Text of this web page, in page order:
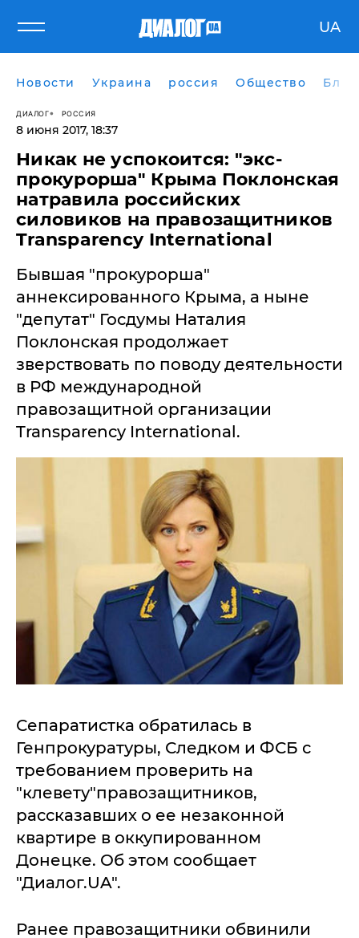
UA
Новости Украина россия Общество
ДИАЛОГ РОССИЯ
8 июня 2017, 18:37
​Никак не успокоится: "экс-
прокурорша" Крыма Поклонская
натравила российских
силовиков на правозащитников
Transparency International
Бывшая "прокурорша"
аннексированного Крыма, а ныне
"депутат" Госдумы Наталия
Поклонская продолжает
зверствовать по поводу деятельности
в РФ международной
правозащитной организации
Transparency International.
Сепаратистка обратилась в
Генпрокуратуры, Следком и ФСБ с
требованием проверить на
"клевету"правозащитников,
рассказавших о ее незаконной
квартире в оккупированном
Донецке. Об этом сообщает
"Диалог.UA".
Ранее правозащитники обвинили